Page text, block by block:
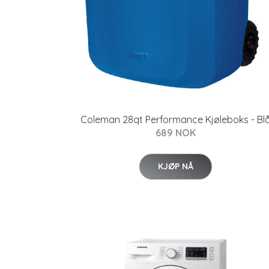
Coleman 28qt Performance Kjøleboks -
689 NOK
KJØP NÅ